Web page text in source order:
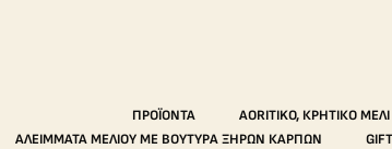
ΠΡΟΪΌΝΤΑ AORITIKO, ΚΡΗΤΙΚΌ ΜΈΛΙ
ΑΛΕΊΜΜΑΤΑ ΜΕΛΙΟΎ ΜΕ ΒΟΎΤΥΡΑ ΞΗΡΏΝ ΚΑΡΠΏΝ